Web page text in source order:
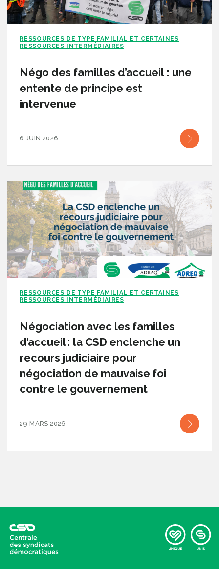
RESSOURCES DE TYPE FAMILIAL ET CERTAINES
RESSOURCES INTERMÉDIAIRES
Négo des familles d’accueil : une
entente de principe est
intervenue
6 JUIN 2026
RESSOURCES DE TYPE FAMILIAL ET CERTAINES
RESSOURCES INTERMÉDIAIRES
Négociation avec les familles
d’accueil : la CSD enclenche un
recours judiciaire pour
négociation de mauvaise foi
contre le gouvernement
29 MARS 2026